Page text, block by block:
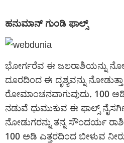
ಹನುಮಾನ್ ಗುಂಡಿ ಫಾಲ್ಸ್
ಭೋರ್ಗರೆವ ಈ ಜಲರಾಶಿಯನ್ನು
ದೂರದಿಂದ ಈ ದೃಶ್ಯವನ್ನು
ರೋಮಾಂಚನವಾಗುವುದು. 100
ನಡುವೆ ಧುಮುಕುವ ಈ ಫಾಲ್ಸ್
ನೋಡುಗರನ್ನು ತನ್ನ ಸೌಂದರ್ಯ
100 ಅಡಿ ಎತ್ತರದಿಂದ ಬೀಳುವ